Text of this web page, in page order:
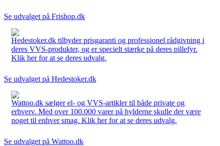
Se udvalget på Frishop.dk
Hedestoker.dk tilbyder prisgaranti og professionel rådgivning i
deres VVS-produkter, og er specielt stærke på deres pillefyr.
Klik her for at se deres udvalg.
Se udvalget på Hedestoker.dk
Wattoo.dk sælger el- og VVS-artikler til både private og
erhverv. Med over 100.000 varer på hylderne skulle der være
noget til enhver smag. Klik her for at se deres udvalg.
Se udvalget på Wattoo.dk